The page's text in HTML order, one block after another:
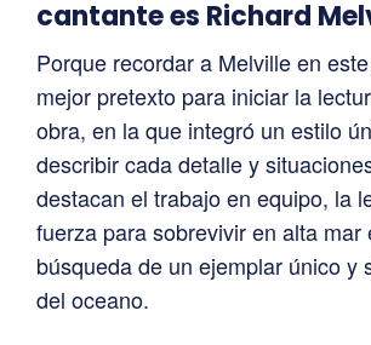
cantante es Richard
Porque recordar a Melville en
mejor pretexto para iniciar la
obra, en la que integró un estilo
describir cada detalle y
destacan el trabajo en equipo, la
fuerza para sobrevivir en alta mar
búsqueda de un ejemplar único y
del oceano.